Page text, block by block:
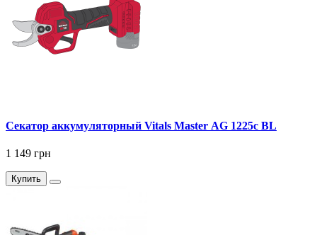
Секатор аккумуляторный Vitals Master AG 1225c BL
1 149 грн
Купить